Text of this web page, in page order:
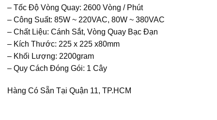
– Tốc Độ Vòng Quay: 2600 Vòng / Phút
– Công Suất: 85W ~ 220VAC, 80W ~ 380VAC
– Chất Liệu: Cánh Sắt, Vòng Quay Bạc Đạn
– Kích Thước: 225 x 225 x80mm
– Khối Lượng: 2200gram
– Quy Cách Đóng Gói: 1 Cây
Hàng Có Sẵn Tại Quận 11, TP.HCM